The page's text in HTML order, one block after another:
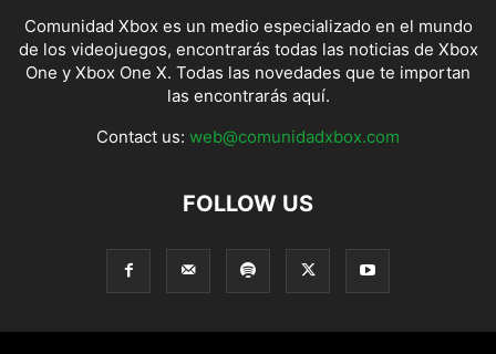
Comunidad Xbox es un medio especializado en el mundo
de los videojuegos, encontrarás todas las noticias de Xbox
One y Xbox One X. Todas las novedades que te importan
las encontrarás aquí.
Contact us: web@comunidadxbox.com
FOLLOW US